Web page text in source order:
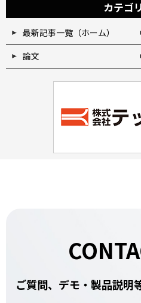
カテゴ
最新記事一覧（ホーム）
論文
ご質問、デモ・製品説明